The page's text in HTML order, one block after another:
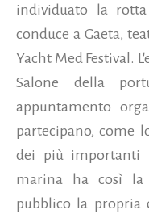
individuato la
conduce a Gaeta,
Yacht Med Festival.
Salone della
appuntamento
partecipano, come
dei più importanti
marina ha così la
pubblico la propria